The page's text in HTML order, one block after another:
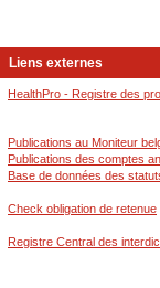
Liens externes
HealthPro - Registre des
Publications au Moniteur
Publications des comptes
Base de données des
Check obligation de retenue
Registre Central des